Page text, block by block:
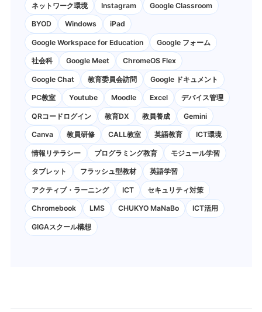
ネットワーク環境 Instagram Google Classroom
BYOD Windows iPad
Google Workspace for Education Google フォーム
社会科 Google Meet ChromeOS Flex
Google Chat 教育委員会訪問 Google ドキュメント
PC教室 Youtube Moodle Excel デバイス管理
QRコードログイン 教育DX 教員養成 Gemini
Canva 教員研修 CALL教室 英語教育 ICT環境
情報リテラシー プログラミング教育 モジュール学習
タブレット フラッシュ型教材 英語学習
アクティブ・ラーニング ICT セキュリティ対策
Chromebook LMS CHUKYO MaNaBo ICT活用
GIGAスクール構想